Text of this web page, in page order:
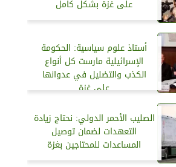
على غزة بشكل كامل
أستاذ علوم سياسية: الحكومة
الإسرائيلية مارست كل أنواع
الكذب والتضليل في عدوانها
على غزة
الصليب الأحمر الدولي: نحتاج زيادة
التعهدات لضمان توصيل
المساعدات للمحتاجين بغزة